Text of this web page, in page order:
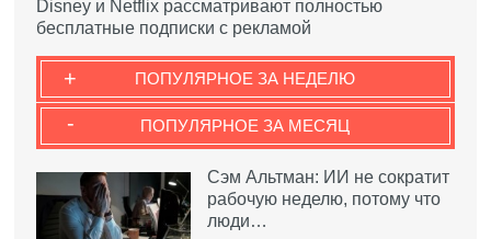
Disney и Netflix рассматривают полностью
бесплатные подписки с рекламой
ПОПУЛЯРНОЕ ЗА НЕДЕЛЮ
+
ПОПУЛЯРНОЕ ЗА МЕСЯЦ
-
Сэм Альтман: ИИ не сократит
рабочую неделю, потому что
люди…